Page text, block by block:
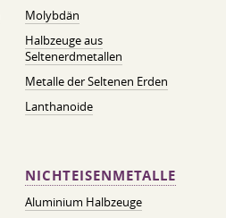
Molybdän
Halbzeuge aus
Seltenerdmetallen
Metalle der Seltenen Erden
Lanthanoide
NICHTEISENMETALLE
Aluminium Halbzeuge